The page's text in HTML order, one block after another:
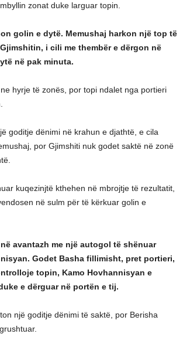
zonat duke larguar topin.
golin e dytë. Memushaj harkon një top të
i cili me thembër e dërgon në
në pak minuta.
ne hyrje të zonës, por topi ndalet nga portieri
goditje dënimi në krahun e djathtë, e cila
por Gjimshiti nuk godet saktë në zonë
kuqezinjtë kthehen në mbrojtje të rezultatit,
në sulm për të kërkuar golin e
avantazh me një autogol të shënuar
Godet Basha fillimisht, pret portieri,
topin, Kamo Hovhannisyan e
e dërguar në portën e tij.
një goditje dënimi të saktë, por Berisha